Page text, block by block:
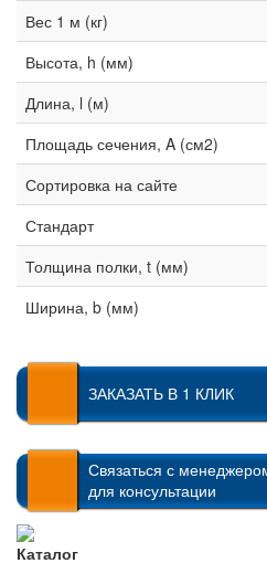
Вес 1 м (кг)
Высота, h (мм)
Длина, l (м)
Площадь сечения, A (см2)
Сортировка на сайте
Стандарт
Толщина полки, t (мм)
Ширина, b (мм)
ЗАКАЗАТЬ В 1 КЛИК
Связаться с
для консультации
Каталог